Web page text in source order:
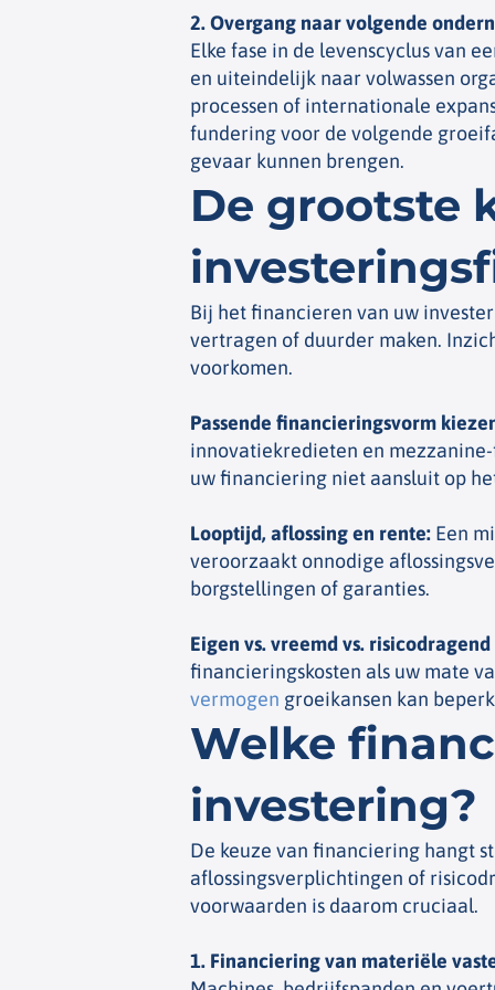
2. Overgang naar volgende
Elke fase in de levenscyclus van
en uiteindelijk naar volwassen
processen of internationale
fundering voor de volgende
gevaar kunnen brengen.
De grootste
Bij het financieren van uw
vertragen of duurder maken.
voorkomen.
Passende financieringsvorm
innovatiekredieten en
uw financiering niet aansluit op
Looptijd, aflossing en rente: Een
veroorzaakt onnodige
borgstellingen of garanties.
Eigen vs. vreemd vs.
financieringskosten als uw mate
vermogen groeikansen kan
Welke
investering?
De keuze van financiering hangt
aflossingsverplichtingen of
voorwaarden is daarom cruciaal.
1. Financiering van materiële